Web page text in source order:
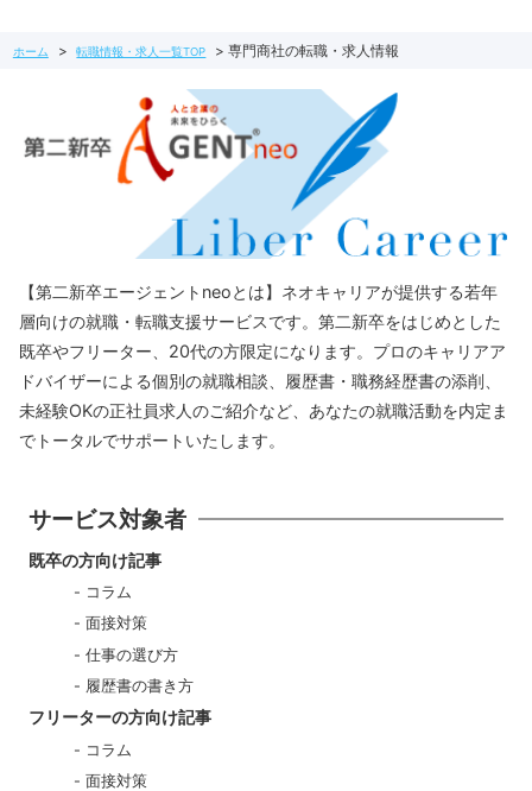
ホーム 転職情報・求人一覧TOP 専門商社の転職・求人情報
【第二新卒エージェントneoとは】ネオキャリアが提供する若年
層向けの就職・転職支援サービスです。第二新卒をはじめとした
既卒やフリーター、20代の方限定になります。プロのキャリアア
ドバイザーによる個別の就職相談、履歴書・職務経歴書の添削、
未経験OKの正社員求人のご紹介など、あなたの就職活動を内定ま
でトータルでサポートいたします。
サービス対象者
既卒の方向け記事
コラム
面接対策
仕事の選び方
履歴書の書き方
フリーターの方向け記事
コラム
面接対策